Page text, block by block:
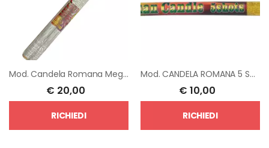
Mod.Candela Romana Mega Bombard
€ 20,00
RICHIEDI
Mod.CANDELA ROMANA 5 SHOTS
€ 10,00
RICHIEDI